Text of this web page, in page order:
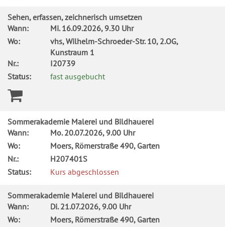
Sehen, erfassen, zeichnerisch umsetzen
Wann:
Mi.16.09.2026, 9.30 Uhr
Wo:
vhs, Wilhelm-Schroeder-Str. 10, 2.OG,
Kunstraum 1
Nr.:
I20739
Status:
fast ausgebucht
Sommerakademie Malerei und Bildhauerei
Wann:
Mo.20.07.2026, 9.00 Uhr
Wo:
Moers, Römerstraße 490, Garten
Nr.:
H207401S
Status:
Kurs abgeschlossen
Sommerakademie Malerei und Bildhauerei
Wann:
Di.21.07.2026, 9.00 Uhr
Wo:
Moers, Römerstraße 490, Garten